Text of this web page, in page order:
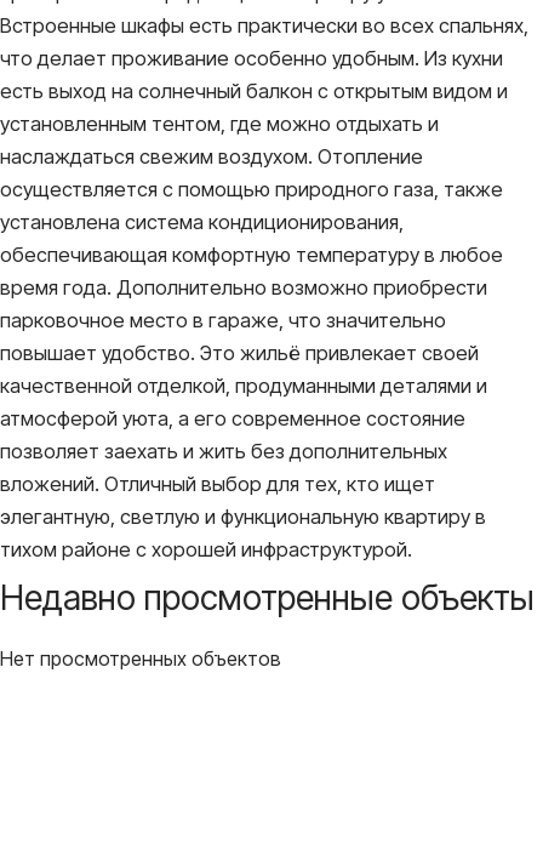
Встроенные шкафы есть практически во всех спальнях,
что делает проживание особенно удобным. Из кухни
есть выход на солнечный балкон с открытым видом и
установленным тентом, где можно отдыхать и
наслаждаться свежим воздухом. Отопление
осуществляется с помощью природного газа, также
установлена система кондиционирования,
обеспечивающая комфортную температуру в любое
время года. Дополнительно возможно приобрести
парковочное место в гараже, что значительно
повышает удобство. Это жильё привлекает своей
качественной отделкой, продуманными деталями и
атмосферой уюта, а его современное состояние
позволяет заехать и жить без дополнительных
вложений. Отличный выбор для тех, кто ищет
элегантную, светлую и функциональную квартиру в
тихом районе с хорошей инфраструктурой.
Недавно просмотренные объекты
Нет просмотренных объектов